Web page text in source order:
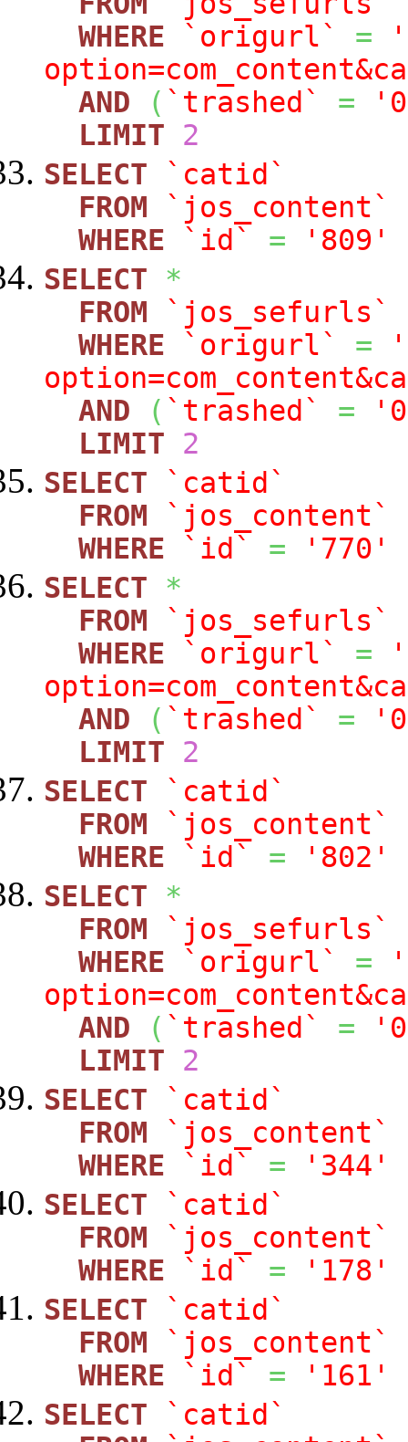
WHERE
`origurl` =
AND
( `trashed` =
LIMIT
2
SELECT
`catid`
FROM
`jos_content`
WHERE
`id` =
'809'
SELECT
*
FROM
`jos_sefurls`
WHERE
`origurl` =
AND
( `trashed` =
LIMIT
2
SELECT
`catid`
FROM
`jos_content`
WHERE
`id` =
'770'
SELECT
*
FROM
`jos_sefurls`
WHERE
`origurl` =
AND
( `trashed` =
LIMIT
2
SELECT
`catid`
FROM
`jos_content`
WHERE
`id` =
'802'
SELECT
*
FROM
`jos_sefurls`
WHERE
`origurl` =
AND
( `trashed` =
LIMIT
2
SELECT
`catid`
FROM
`jos_content`
WHERE
`id` =
'344'
SELECT
`catid`
FROM
`jos_content`
WHERE
`id` =
'178'
SELECT
`catid`
FROM
`jos_content`
WHERE
`id` =
'161'
SELECT
`catid`